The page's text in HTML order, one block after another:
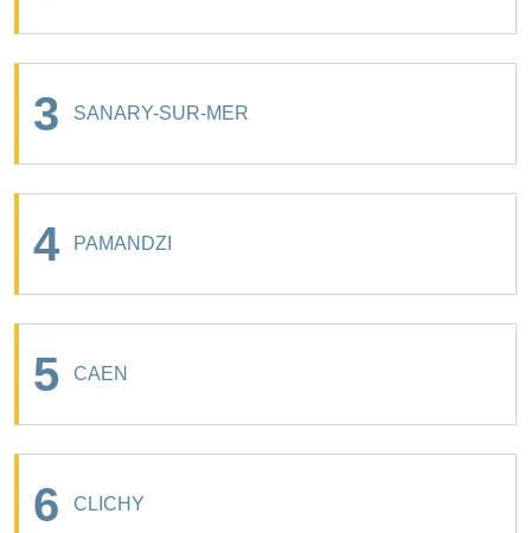
3 SANARY-SUR-MER
4 PAMANDZI
5 CAEN
6 CLICHY